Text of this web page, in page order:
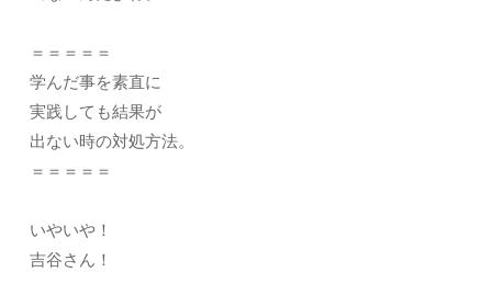
＝＝＝＝＝
学んだ事を素直に
実践しても結果が
出ない時の対処方法。
＝＝＝＝＝
いやいや！
吉谷さん！